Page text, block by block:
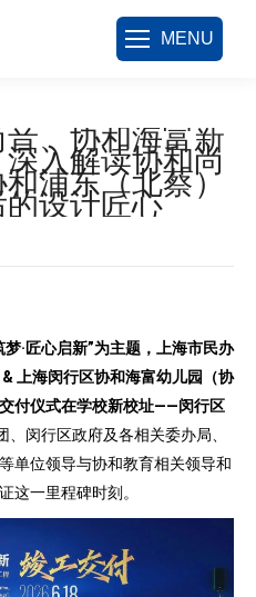
MENU
、协和海富新
入解读协和尚
浦东（北蔡）
设计匠心
梦·匠心启新”为主题，上海市民办
上海闵行区协和海富幼儿园（协
付仪式在学校新校址——闵行区
、闵行区政府及各相关委办局、
单位领导与协和教育相关领导和
这一里程碑时刻。